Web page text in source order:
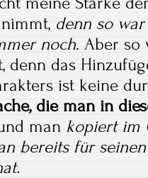
denn so
noch. Aber so
denn das
ist keine
die man in
man kopiert im
bereits für